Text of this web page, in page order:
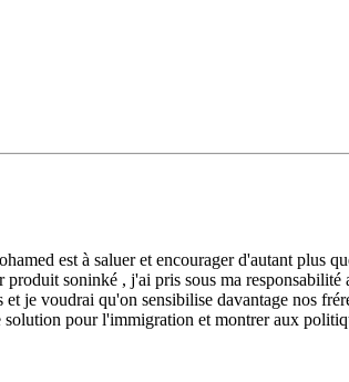
est à saluer et encourager d'autant plus
soninké , j'ai pris sous ma
je voudrai qu'on sensibilise davantage nos
solution pour l'immigration et montrer aux